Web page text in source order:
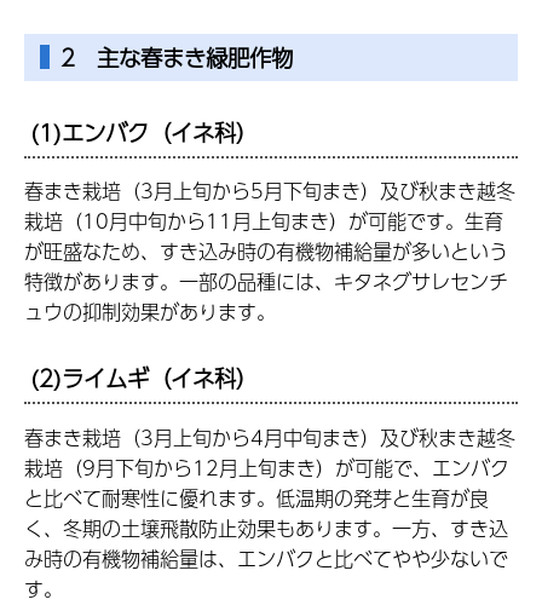
2 主な春まき緑肥作物
(1)エンバク（イネ科）
春まき栽培（3月上旬から5月下旬まき）及び秋まき越冬
栽培（10月中旬から11月上旬まき）が可能です。生育
が旺盛なため、すき込み時の有機物補給量が多いという
特徴があります。一部の品種には、キタネグサレセンチ
ュウの抑制効果があります。
(2)ライムギ（イネ科）
春まき栽培（3月上旬から4月中旬まき）及び秋まき越冬
栽培（9月下旬から12月上旬まき）が可能で、エンバク
と比べて耐寒性に優れます。低温期の発芽と生育が良
く、冬期の土壌飛散防止効果もあります。一方、すき込
み時の有機物補給量は、エンバクと比べてやや少ないで
す。